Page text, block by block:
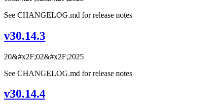
See CHANGELOG.md for release notes
v30.14.3
20&#x2F;02&#x2F;2025
See CHANGELOG.md for release notes
v30.14.4